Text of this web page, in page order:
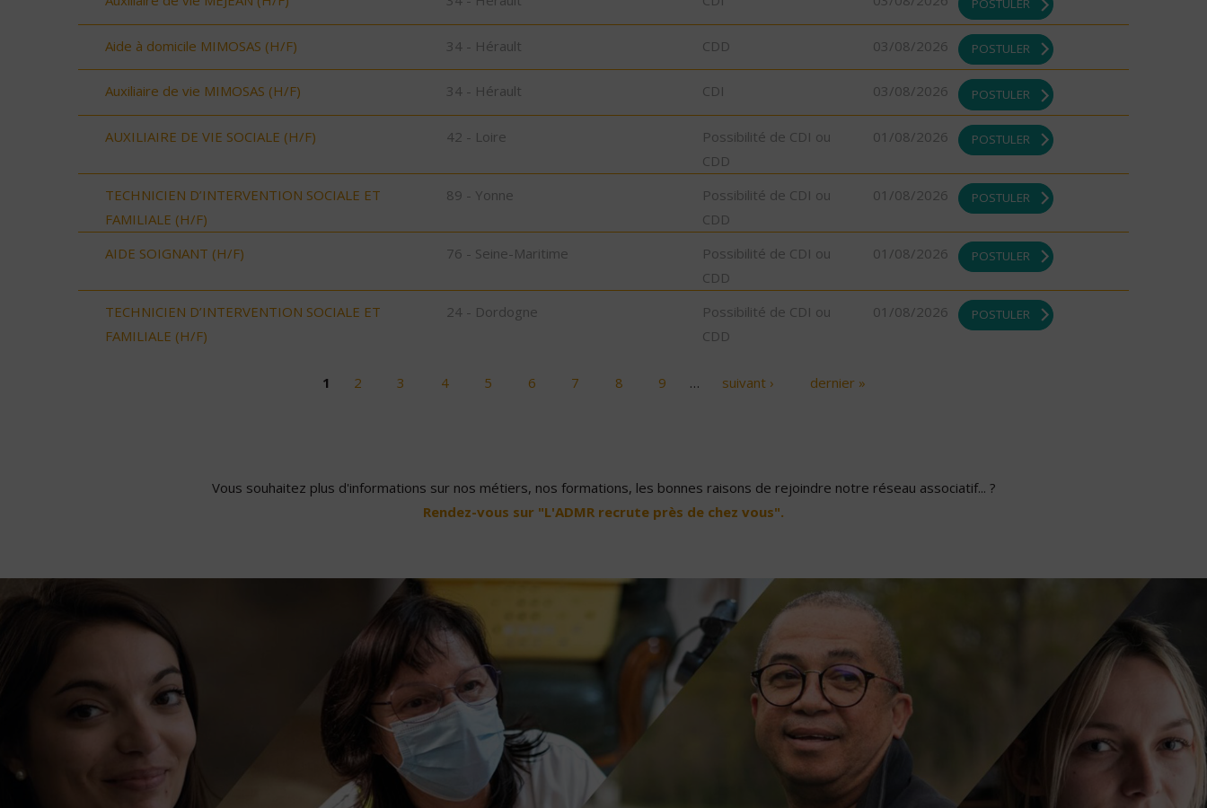
POSTULER
Aide à domicile MIMOSAS (H/F) 34 - Hérault CDD 03/08/2026 POSTULER
Auxiliaire de vie MIMOSAS (H/F) 34 - Hérault CDI 03/08/2026 POSTULER
AUXILIAIRE DE VIE SOCIALE (H/F) 42 - Loire
Possibilité de CDI ou
CDD
01/08/2026 POSTULER
TECHNICIEN D’INTERVENTION SOCIALE ET
FAMILIALE (H/F)
89 - Yonne
Possibilité de CDI ou
CDD
01/08/2026 POSTULER
AIDE SOIGNANT (H/F) 76 - Seine-Maritime
Possibilité de CDI ou
CDD
01/08/2026 POSTULER
TECHNICIEN D’INTERVENTION SOCIALE ET
FAMILIALE (H/F)
24 - Dordogne
Possibilité de CDI ou
CDD
01/08/2026 POSTULER
1 2 3 4 5 6 7 8 9 … suivant › dernier »
Vous souhaitez plus d'informations sur nos métiers, nos formations, les bonnes raisons de rejoindre notre réseau associatif... ?
Rendez-vous sur "L'ADMR recrute près de chez vous".